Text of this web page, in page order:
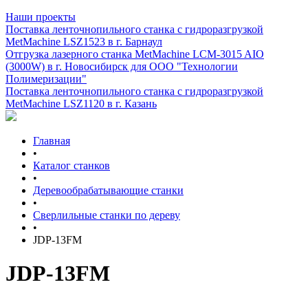
Наши проекты
Поставка ленточнопильного станка c гидроразгрузкой
MetMachine LSZ1523 в г. Барнаул
Отгрузка лазерного станка MetMachine LCM-3015 AIO
(3000W) в г. Новосибирск для ООО "Технологии
Полимеризации"
Поставка ленточнопильного станка c гидроразгрузкой
MetMachine LSZ1120 в г. Казань
Главная
•
Каталог станков
•
Деревообрабатывающие станки
•
Сверлильные станки по дереву
•
JDP-13FM
JDP-13FM